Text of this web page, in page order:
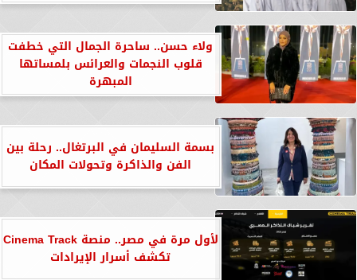
ولاء حسن.. ساحرة الجمال التي خطفت
قلوب النجمات والعرائس بلمساتها
المبهرة
بسمة السليمان في البرتغال.. رحلة بين
الفن والذاكرة وتحولات المكان
لأول مرة في مصر.. منصة Cinema Track
تكشف أسرار الإيرادات